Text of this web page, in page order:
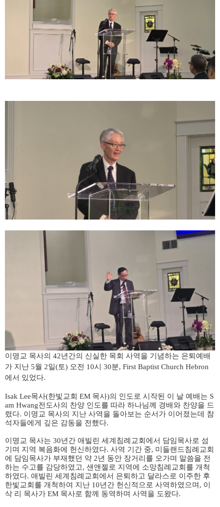
이명교 목사의 42년간의 신실한 목회 사역을 기념하는 은퇴예배
가 지난 5월 2일(토) 오전 10시 30분, First Baptist Church Hebron
에서 있었다.
Isak Lee목사(한빛교회 EM 목사)의 인도로 시작된 이 날 예배는 S
am Hwang전도사의 찬양 인도를 따라 하나님께 경배와 찬양을 드
렸다. 이명교 목사의 지난 사역을 돌아보는 순서가 이어졌는데 참
석자들에게 깊은 감동을 전했다.
이명교 목사는 30년간 애빌린 세계침례교회에서 담임목사로 섬
기며 지역 복음화에 헌신하였다. 사역 기간 중, 미들랜드침례교회
에 담임목사가 부재했던 약 2년 동안 장거리를 오가며 말씀을 전
하는 수고를 감당하였고, 샌앤젤로 지역에 소망침례교회를 개척
하였다. 애빌린 세계침례교회에서 은퇴하고 달라스로 이주한 후
한빛교회를 개척하여 지난 10년간 헌신적으로 사역하였으며 , 이
삭 리 목사가 EM 목사로 함께 동역하며 사역을 도왔다.